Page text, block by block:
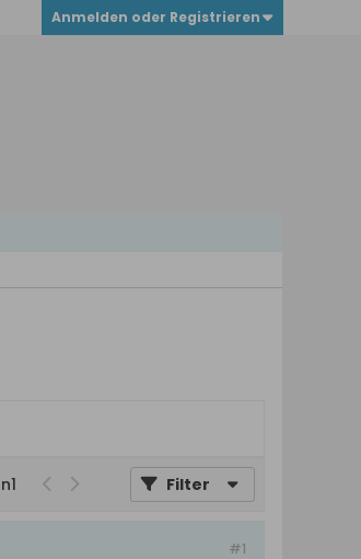
Anmelden oder Registrieren
1 Filter
#1